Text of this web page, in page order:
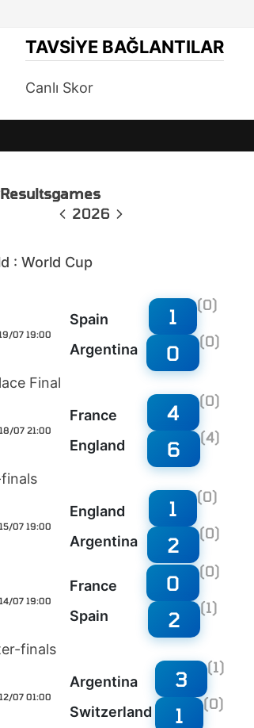
TAVSIYE BAĞLANTILAR
Canlı Skor
Resultsgames
2026
: World Cup
07 19:00
Spain
Argentina
1 (0)
0 (0)
Final
18/07 21:00
France
England
4 (0)
6 (4)
15/07 19:00
England
Argentina
1 (0)
2 (0)
14/07 19:00
France
Spain
0 (0)
2 (1)
finals
12/07 01:00
Argentina
Switzerland
3 (1)
1 (0)